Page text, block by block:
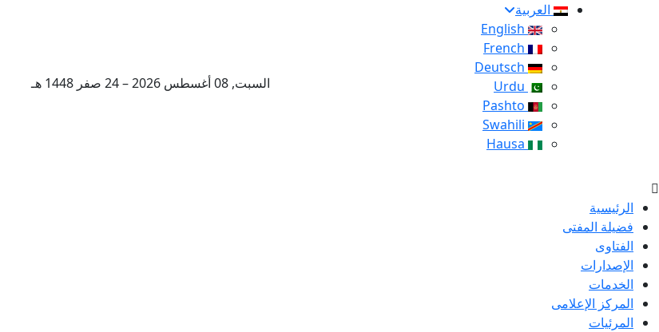
العربية
السبت, 08 أغسطس 2026 – 24 صفر 1448 هـ
الرئيسية
فضيلة المفتى
الفتاوى
الإصدارات
الخدمات
المركز الإعلامى
المرئيات